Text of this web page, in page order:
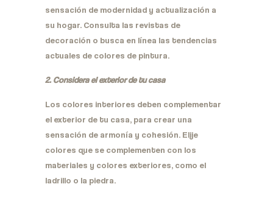
sensación de modernidad y actualización a
su hogar. Consulta las revistas de
decoración o busca en línea las tendencias
actuales de colores de pintura.
2. Considera el exterior de tu casa
Los colores interiores deben complementar
el exterior de tu casa, para crear una
sensación de armonía y cohesión. Elije
colores que se complementen con los
materiales y colores exteriores, como el
ladrillo o la piedra.